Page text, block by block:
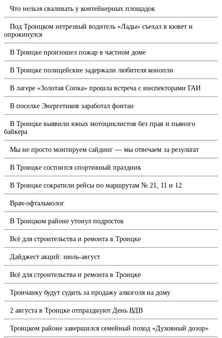
Что нельзя сваливать у контейнерных площадок
Под Троицком нетрезвый водитель «Лады» съехал в кювет и
опрокинулся
В Троицке произошел пожар в частном доме
В Троицке полицейские задержали любителя конопли
В лагере «Золотая Сопка» прошла встреча с инспекторами ГАИ
В поселке Энергетиков заработал фонтан
В Троицке выявили юных мотоциклистов без прав и пьяного
байкера
Мы не просто монтируем сайдинг — мы отвечаем за результат
В Троицке состоится спортивный праздник
В Троицке сократили рейсы по маршрутам № 21, 11 и 12
Врач-офтальмолог
В Троицком районе утонул подросток
Всё для строительства и ремонта в Троицке
Дайджест акций: июль-август
Всё для строительства и ремонта в Троицке
Троичанку будут судить за продажу алкоголя на дому
2 августа в Троицке отпразднуют День ВДВ
Троицком районе завершился семейный поход «Духовный дозор»